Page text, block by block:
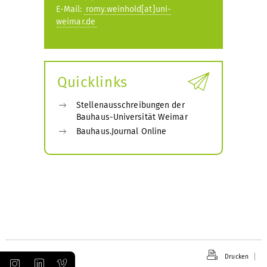
E-Mail: romy.weinhold[at]uni-
weimar.de
Quicklinks
Stellenausschreibungen der
Bauhaus-Universität Weimar
Bauhaus.Journal Online
Drucken